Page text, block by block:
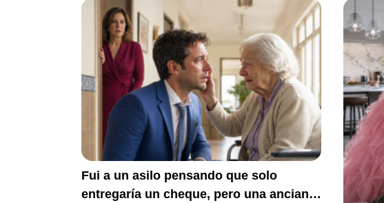
Fui a un asilo pensando que solo
entregaría un cheque, pero una anciana